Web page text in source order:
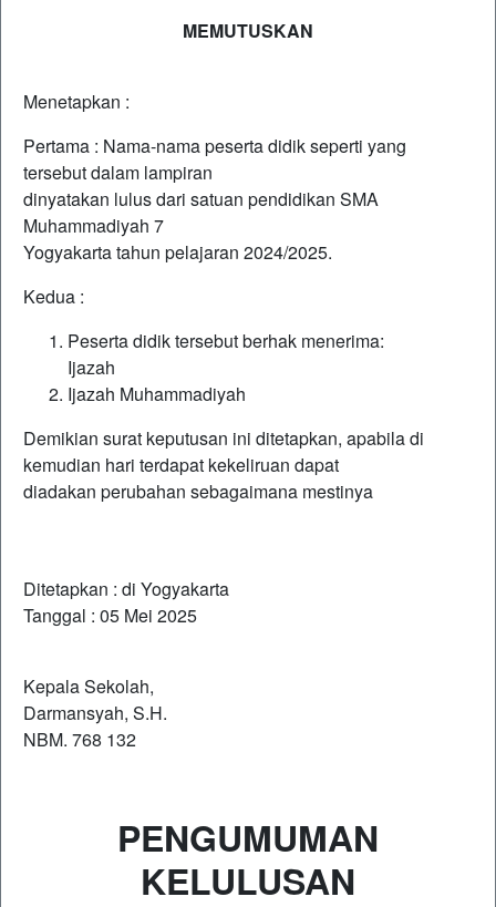
MEMUTUSKAN
Menetapkan :
Pertama : Nama-nama peserta didik seperti yang
tersebut dalam lampiran
dinyatakan lulus dari satuan pendidikan SMA
Muhammadiyah 7
Yogyakarta tahun pelajaran 2024/2025.
Kedua :
Peserta didik tersebut berhak menerima:
Ijazah
Ijazah Muhammadiyah
Demikian surat keputusan ini ditetapkan, apabila di
kemudian hari terdapat kekeliruan dapat
diadakan perubahan sebagaimana mestinya
Ditetapkan : di Yogyakarta
Tanggal : 05 Mei 2025
Kepala Sekolah,
Darmansyah, S.H.
NBM. 768 132
PENGUMUMAN
KELULUSAN